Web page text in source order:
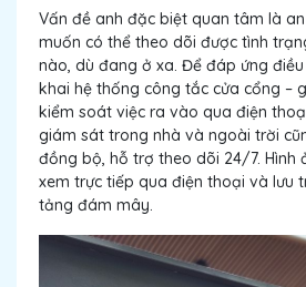
Vấn đề anh đặc biệt quan tâm là
muốn có thể theo dõi được tình
nào, dù đang ở xa. Để đáp ứng điều
khai hệ thống công tắc cửa cổng –
kiểm soát việc ra vào qua điện
giám sát trong nhà và ngoài trời
đồng bộ, hỗ trợ theo dõi 24/7. Hình
xem trực tiếp qua điện thoại và lưu
tảng đám mây.